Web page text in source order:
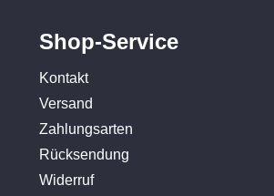
Shop-Service
Kontakt
Versand
Zahlungsarten
Rücksendung
Widerruf